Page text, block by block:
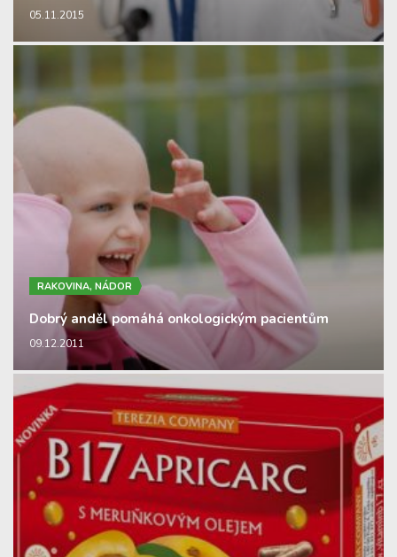
05.11.2015
RAKOVINA, NÁDOR
Dobrý anděl pomáhá onkologickým pacientům
09.12.2011